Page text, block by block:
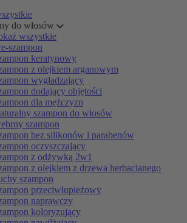
do włosów
wszystkie
szampon
keratynowy
z olejkiem arganowym
wygładzający
dodający objętości
dla mężczyzn
szampon do włosów
szampon
bez silikonów i parabenów
oczyszczający
z odżywką 2w1
z olejkiem z drzewa herbacianego
szampon
przeciwłupieżowy
naprawczy
koloryzujący